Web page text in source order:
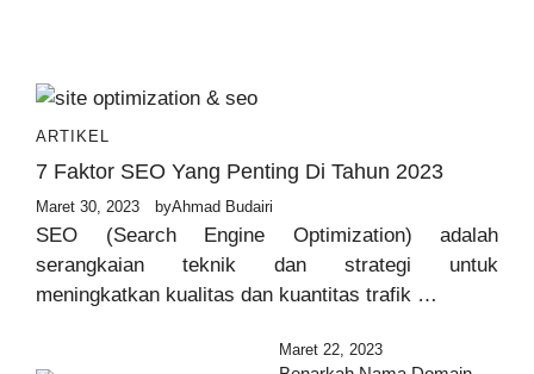
ARTIKEL
7 Faktor SEO Yang Penting Di Tahun 2023
Maret 30, 2023 byAhmad Budairi
SEO (Search Engine Optimization) adalah
serangkaian teknik dan strategi untuk
meningkatkan kualitas dan kuantitas trafik …
Maret 22, 2023